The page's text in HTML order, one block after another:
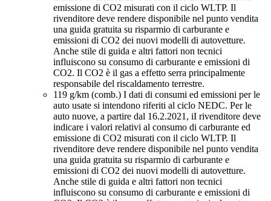
emissione di CO2 misurati con il ciclo WLTP. Il
rivenditore deve rendere disponibile nel punto vendita
una guida gratuita su risparmio di carburante e
emissioni di CO2 dei nuovi modelli di autovetture.
Anche stile di guida e altri fattori non tecnici
influiscono su consumo di carburante e emissioni di
CO2. Il CO2 è il gas a effetto serra principalmente
responsabile del riscaldamento terrestre.
119 g/km (comb.) I dati di consumi ed emissioni per le
auto usate si intendono riferiti al ciclo NEDC. Per le
auto nuove, a partire dal 16.2.2021, iI rivenditore deve
indicare i valori relativi al consumo di carburante ed
emissione di CO2 misurati con il ciclo WLTP. Il
rivenditore deve rendere disponibile nel punto vendita
una guida gratuita su risparmio di carburante e
emissioni di CO2 dei nuovi modelli di autovetture.
Anche stile di guida e altri fattori non tecnici
influiscono su consumo di carburante e emissioni di